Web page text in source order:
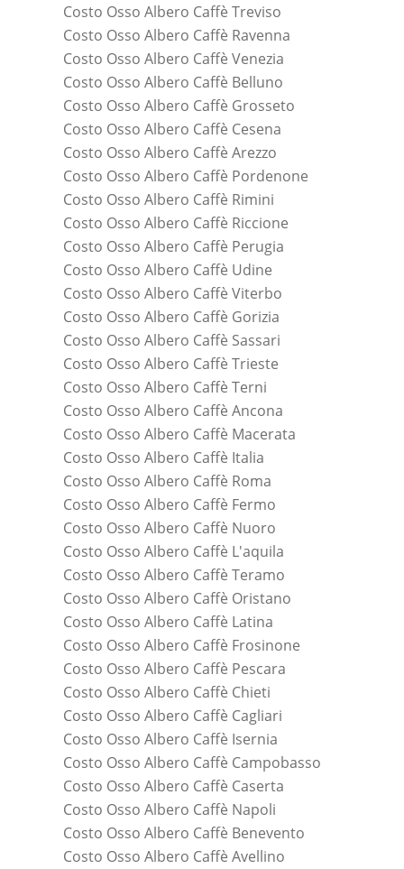
Costo Osso Albero Caffè Treviso
Costo Osso Albero Caffè Ravenna
Costo Osso Albero Caffè Venezia
Costo Osso Albero Caffè Belluno
Costo Osso Albero Caffè Grosseto
Costo Osso Albero Caffè Cesena
Costo Osso Albero Caffè Arezzo
Costo Osso Albero Caffè Pordenone
Costo Osso Albero Caffè Rimini
Costo Osso Albero Caffè Riccione
Costo Osso Albero Caffè Perugia
Costo Osso Albero Caffè Udine
Costo Osso Albero Caffè Viterbo
Costo Osso Albero Caffè Gorizia
Costo Osso Albero Caffè Sassari
Costo Osso Albero Caffè Trieste
Costo Osso Albero Caffè Terni
Costo Osso Albero Caffè Ancona
Costo Osso Albero Caffè Macerata
Costo Osso Albero Caffè Italia
Costo Osso Albero Caffè Roma
Costo Osso Albero Caffè Fermo
Costo Osso Albero Caffè Nuoro
Costo Osso Albero Caffè L'aquila
Costo Osso Albero Caffè Teramo
Costo Osso Albero Caffè Oristano
Costo Osso Albero Caffè Latina
Costo Osso Albero Caffè Frosinone
Costo Osso Albero Caffè Pescara
Costo Osso Albero Caffè Chieti
Costo Osso Albero Caffè Cagliari
Costo Osso Albero Caffè Isernia
Costo Osso Albero Caffè Campobasso
Costo Osso Albero Caffè Caserta
Costo Osso Albero Caffè Napoli
Costo Osso Albero Caffè Benevento
Costo Osso Albero Caffè Avellino